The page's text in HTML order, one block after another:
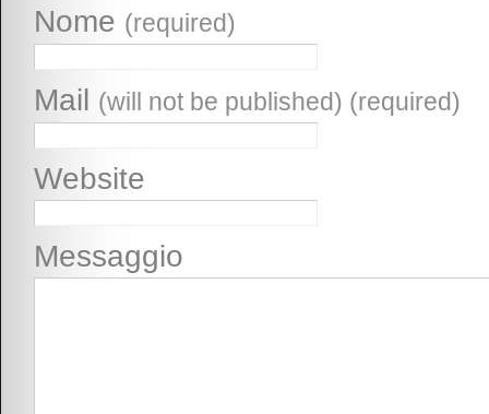
Nome (required)
Mail (will not be published) (required)
Website
Messaggio